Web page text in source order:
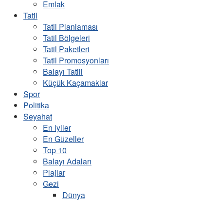
Emlak
Tatil
Tatil Planlaması
Tatil Bölgeleri
Tatil Paketleri
Tatil Promosyonları
Balayı Tatili
Küçük Kaçamaklar
Spor
Politika
Seyahat
En iyiler
En Güzeller
Top 10
Balayı Adaları
Plajlar
Gezi
Dünya